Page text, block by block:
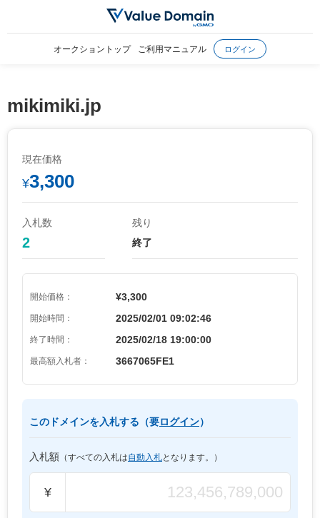
オークショントップ ご利用マニュアル ログイン
mikimiki.jp
現在価格
¥3,300
入札数
2
残り
終了
開始価格： ¥3,300
開始時間： 2025/02/01 09:02:46
終了時間： 2025/02/18 19:00:00
最高額入札者： 3667065FE1
このドメインを入札する（要ログイン）
入札額 （すべての入札は自動入札となります。）
¥